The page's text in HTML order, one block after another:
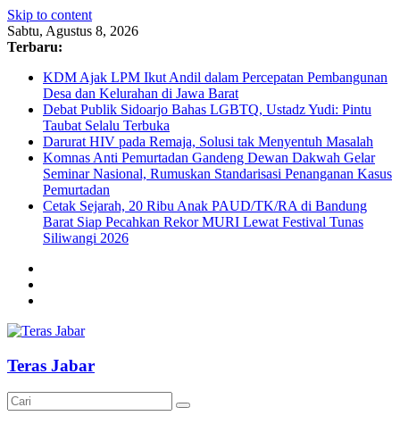
Skip to content
Sabtu, Agustus 8, 2026
Terbaru:
KDM Ajak LPM Ikut Andil dalam Percepatan Pembangunan
Desa dan Kelurahan di Jawa Barat
Debat Publik Sidoarjo Bahas LGBTQ, Ustadz Yudi: Pintu
Taubat Selalu Terbuka
Darurat HIV pada Remaja, Solusi tak Menyentuh Masalah
Komnas Anti Pemurtadan Gandeng Dewan Dakwah Gelar
Seminar Nasional, Rumuskan Standarisasi Penanganan Kasus
Pemurtadan
Cetak Sejarah, 20 Ribu Anak PAUD/TK/RA di Bandung
Barat Siap Pecahkan Rekor MURI Lewat Festival Tunas
Siliwangi 2026
Teras Jabar